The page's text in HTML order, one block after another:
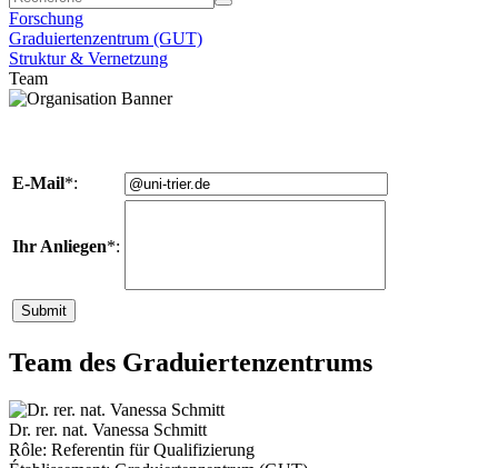
Forschung
Graduiertenzentrum (GUT)
Struktur & Vernetzung
Team
E-Mail*:
Ihr Anliegen*:
Team des Graduiertenzentrums
Dr. rer. nat. Vanessa Schmitt
Rôle: Referentin für Qualifizierung